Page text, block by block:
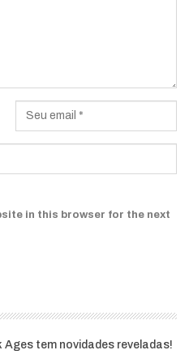
in this browser for the next
Ages tem novidades reveladas!